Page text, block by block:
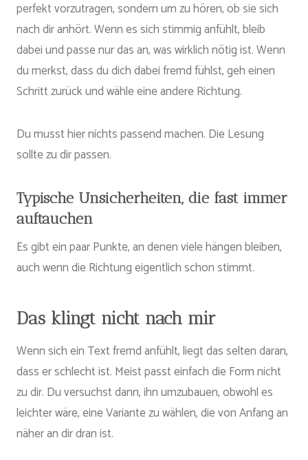
perfekt vorzutragen, sondern um zu hören, ob sie sich
nach dir anhört. Wenn es sich stimmig anfühlt, bleib
dabei und passe nur das an, was wirklich nötig ist. Wenn
du merkst, dass du dich dabei fremd fühlst, geh einen
Schritt zurück und wähle eine andere Richtung.
Du musst hier nichts passend machen. Die Lesung
sollte zu dir passen.
Typische Unsicherheiten, die fast immer
auftauchen
Es gibt ein paar Punkte, an denen viele hängen bleiben,
auch wenn die Richtung eigentlich schon stimmt.
Das klingt nicht nach mir
Wenn sich ein Text fremd anfühlt, liegt das selten daran,
dass er schlecht ist. Meist passt einfach die Form nicht
zu dir. Du versuchst dann, ihn umzubauen, obwohl es
leichter wäre, eine Variante zu wählen, die von Anfang an
näher an dir dran ist.